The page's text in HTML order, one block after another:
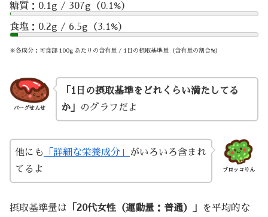
糖質：0.1g / 307g（0.1%）
食塩：0.2g / 6.5g（3.1%）
※各成分：可食部 100g あたりの含有量 / 1日の摂取基準量（含有量の割合%）
バーグせんせ
「1日の摂取基準をどれくらい満たしてる
か」
のグラフだよ
ブロッコりん
他にも 「詳細な栄養成分」
がいろいろ含まれ
てるよ
摂取基準量は 「20代女性（運動量：普通）」
を平均的な